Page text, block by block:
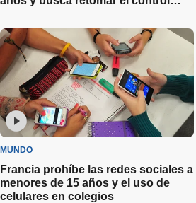
MUNDO
Francia prohíbe las redes sociales a
menores de 15 años y el uso de
celulares en colegios